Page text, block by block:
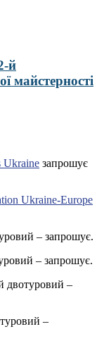
й
майстерності
Ukraine запрошує
Ukraine-Europe
– запрошує.
– запрошує.
двотуровий –
–